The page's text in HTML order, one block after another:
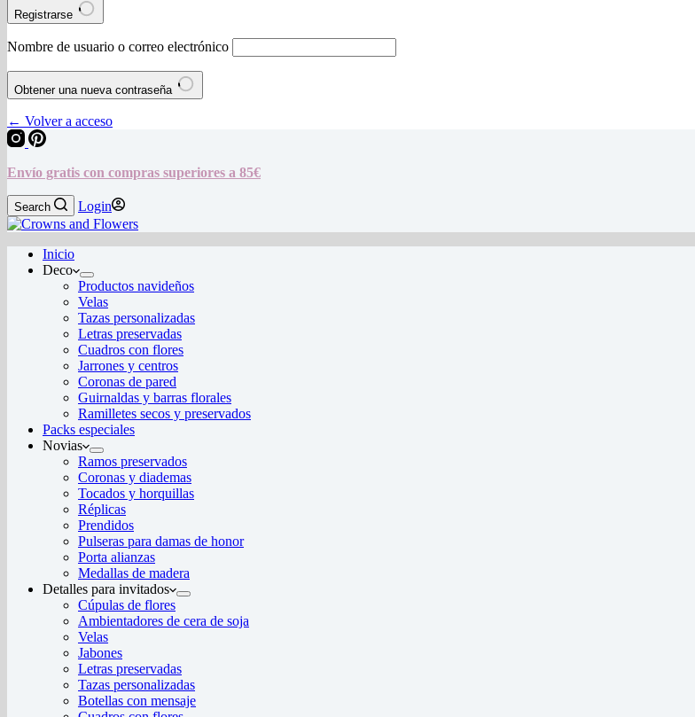
Registrarse
Nombre de usuario o correo electrónico
Obtener una nueva contraseña
← Volver a acceso
Envío gratis con compras superiores a 85€
Search Login
Inicio
Deco
Productos navideños
Velas
Tazas personalizadas
Letras preservadas
Cuadros con flores
Jarrones y centros
Coronas de pared
Guirnaldas y barras florales
Ramilletes secos y preservados
Packs especiales
Novias
Ramos preservados
Coronas y diademas
Tocados y horquillas
Réplicas
Prendidos
Pulseras para damas de honor
Porta alianzas
Medallas de madera
Detalles para invitados
Cúpulas de flores
Ambientadores de cera de soja
Velas
Jabones
Letras preservadas
Tazas personalizadas
Botellas con mensaje